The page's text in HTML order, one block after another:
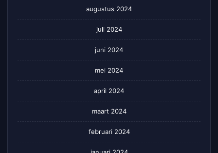
augustus 2024
juli 2024
juni 2024
mei 2024
april 2024
maart 2024
februari 2024